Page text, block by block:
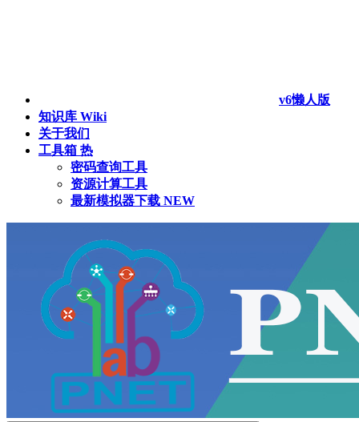
v6懒人版
知识库 Wiki
关于我们
工具箱 热
密码查询工具
资源计算工具
最新模拟器下载 NEW